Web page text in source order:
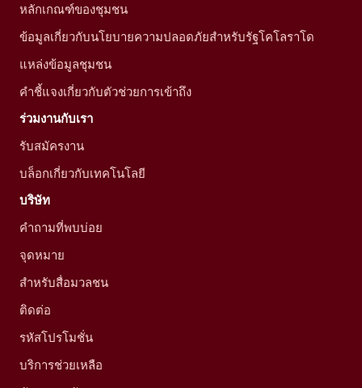
หลักเกณฑ์ของชุมชน
ข้อมูลเกี่ยวกับนโยบายความปลอดภัยสำหรับรัฐโคโลราโด
แหล่งข้อมูลชุมชน
คำชี้แจงเกี่ยวกับตัวช่วยการเข้าถึง
ร่วมงานกับเรา
รับสมัครงาน
บล็อกเกี่ยวกับเทคโนโลยี
บริษัท
คำถามที่พบบ่อย
จุดหมาย
สำหรับสื่อมวลชน
ติดต่อ
รหัสโปรโมชั่น
บริการช่วยเหลือ